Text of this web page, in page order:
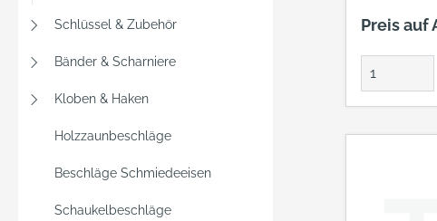
Schlüssel & Zubehör
Bänder & Scharniere
Kloben & Haken
Holzzaunbeschläge
Beschläge Schmiedeeisen
Schaukelbeschläge
Preis auf